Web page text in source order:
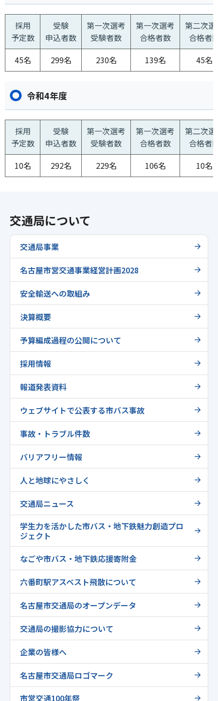
採用
予定数
受験
申込者数
第一次選考
受験者数
第一次選考
合格者数
第二次
合格者
45名
299名 230名 139名 45名
令和4年度
採用
予定数
受験
申込者数
第一次選考
受験者数
第一次選考
合格者数
第二次
合格者
10名
292名 229名 106名 10名
交通局について
交通局事業
名古屋市営交通事業経営計画2028
安全輸送への取組み
決算概要
予算編成過程の公開について
採用情報
報道発表資料
ウェブサイトで公表する市バス事故
事故・トラブル件数
バリアフリー情報
人と地球にやさしく
交通局ニュース
学生力を活かした市バス・地下鉄魅力創造プロ
ジェクト
なごや市バス・地下鉄応援寄附金
六番町駅アスベスト飛散について
名古屋市交通局のオープンデータ
交通局の撮影協力について
企業の皆様へ
名古屋市交通局ロゴマーク
市営交通100年祭